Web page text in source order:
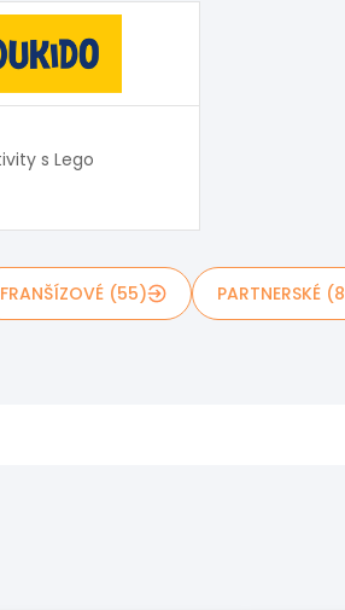
s Lego
FRANŠÍZOVÉ (55) PARTNERSKÉ